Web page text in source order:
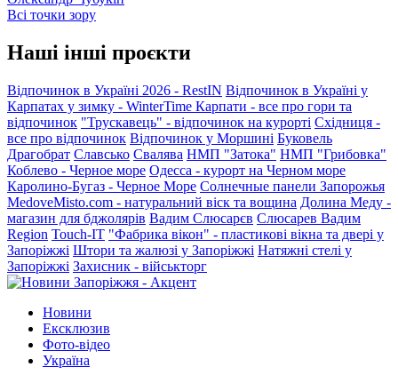
Всі точки зору
Наші інші проєкти
Відпочинок в Україні 2026 - RestIN Відпочинок в Україні у
Карпатах у зимку - WinterTime Карпати - все про гори та
відпочинок "Трускавець" - відпочинок на курорті Східниця -
все про відпочинок Відпочинок у Моршині Буковель
Драгобрат Славсько Свалява НМП "Затока" НМП "Грибовка"
Коблево - Черное море Одесса - курорт на Черном море
Каролино-Бугаз - Черное Море Солнечные панели Запорожья
MedoveMisto.com - натуральний віск та вощина Долина Меду -
магазин для бджолярів Вадим Слюсарєв Слюсарев Вадим
Region Touch-IT "Фабрика вікон" - пластикові вікна та двері у
Запоріжжі Штори та жалюзі у Запоріжжі Натяжні стелі у
Запоріжжі Захисник - військторг
Новини
Ексклюзив
Фото-відео
Україна